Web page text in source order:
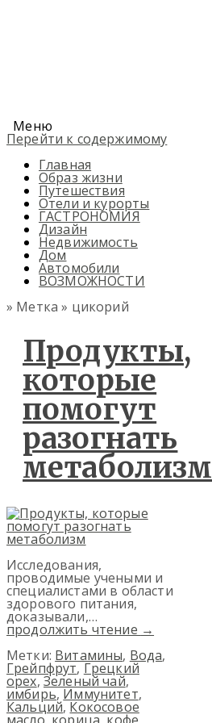
Меню
Перейти к содержимому
Главная
Образ жизни
Путешествия
Отели и курорты
ГАСТРОНОМИЯ
Дизайн
Недвижимость
Дом
Автомобили
ВОЗМОЖНОСТИ
» Метка » цикорий
Продукты,
которые
помогут
разогнать
метаболизм
Исследования,
проводимые учеными и
специалистами в области
здорового питания,
доказывали,…
продолжить чтение →
Метки: Витамины, Вода,
Грейпфрут, Грецкий
орех, Зеленый чай,
имбирь, Иммунитет,
Кальций, Кокосовое